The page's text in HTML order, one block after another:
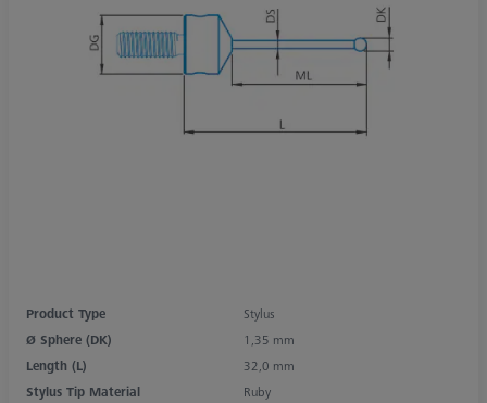
Product Type
Stylus
Ø Sphere (DK)
1,35 mm
Length (L)
32,0 mm
Stylus Tip Material
Ruby